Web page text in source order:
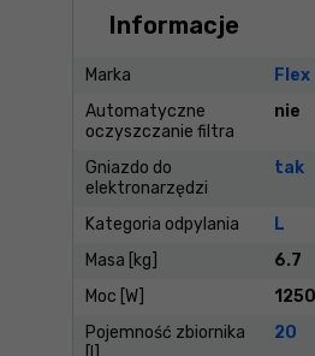
Informacje
Marka
Flex
Automatyczne
oczyszczanie filtra
nie
Gniazdo do
elektronarzędzi
tak
Kategoria odpylania
L
Masa [kg]
6.7
Moc [W]
1250
Pojemność zbiornika
20